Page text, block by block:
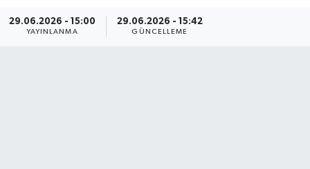
29.06.2026 - 15:00
YAYINLANMA
29.06.2026 - 15:42
GÜNCELLEME